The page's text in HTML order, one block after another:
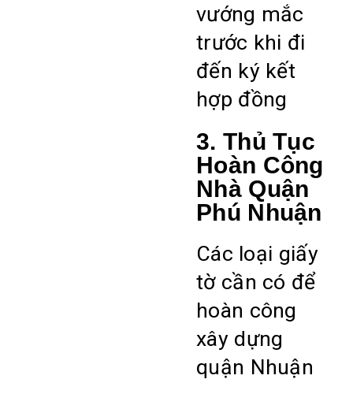
vướng mắc
trước khi đi
đến ký kết
hợp đồng
3. Thủ Tục
Hoàn Công
Nhà Quận
Phú Nhuận
Các loại giấy
tờ cần có để
hoàn công
xây dựng
quận Nhuận